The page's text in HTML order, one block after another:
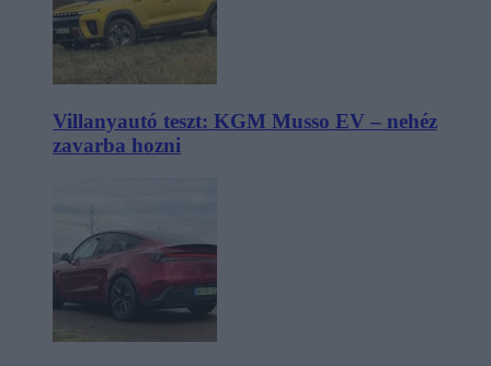
Villanyautó teszt: KGM Musso EV – nehéz
zavarba hozni